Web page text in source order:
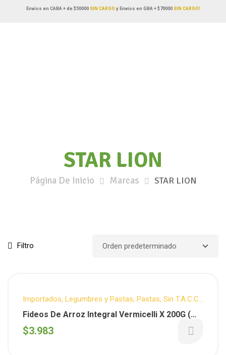
Envíos en CABA + de $50000SIN CARGO y Envíos en GBA + $70000 SIN CARGO!
STAR LION
Página De Inicio Marcas STAR LION
Filtro
Importados, Legumbres y Pastas, Pastas, Sin T.A.C.C.
STAR LION
Fideos De Arroz Integral Vermicelli X 200G (
Star Lion )
$3.983